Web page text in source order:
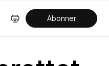
Abonner